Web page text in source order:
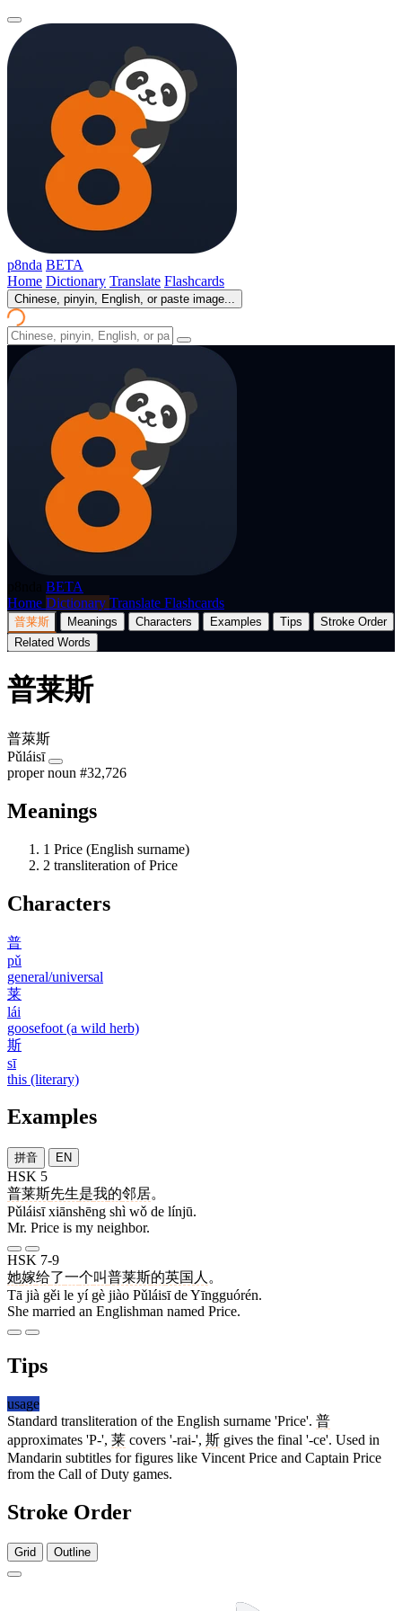
p8nda BETA
Home Dictionary Translate Flashcards
Chinese, pinyin, English, or paste image...
BETA
Home Dictionary Translate Flashcards
普莱斯 Meanings Characters Examples Tips
Stroke Order
Related Words
普莱斯
普萊斯
Pǔláisī
proper noun #32,726
Meanings
1 Price (English surname)
2 transliteration of Price
Characters
普
pǔ
general/universal
莱
lái
goosefoot (a wild herb)
斯
sī
this (literary)
Examples
拼音 EN
HSK 5
普莱斯先生是我的邻居。
Pǔláisī xiānshēng shì wǒ de línjū.
Mr. Price is my neighbor.
HSK 7-9
她嫁给了一个叫普莱斯的英国人 。
Tā jià gěi le yí gè jiào Pǔláisī de Yīngguórén.
She married an Englishman named Price.
Tips
usage
Standard transliteration of the English surname 'Price'. 普
approximates 'P-', 莱 covers '-rai-', 斯 gives the final '-ce'. Used in
Mandarin subtitles for figures like Vincent Price and Captain Price
from the Call of Duty games.
Stroke Order
Grid Outline